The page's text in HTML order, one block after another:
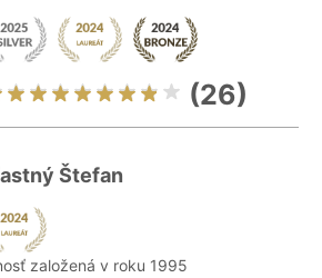
(26)
Štefan
založená v roku 1995